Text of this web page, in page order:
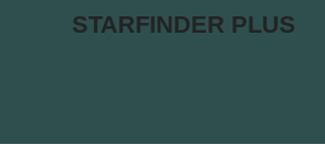
STARFINDER PLUS